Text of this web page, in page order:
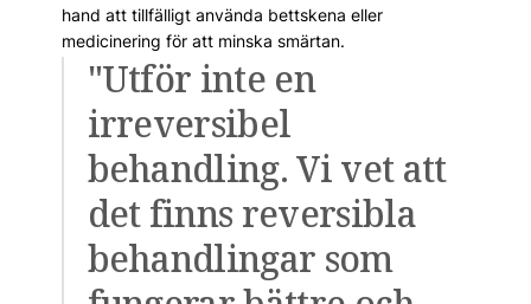
hand att tillfälligt använda bettskena eller
medicinering för att minska smärtan.
"Utför inte en
irreversibel
behandling. Vi vet att
det finns reversibla
behandlingar som